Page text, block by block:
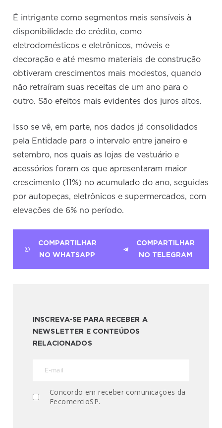
É intrigante como segmentos mais sensíveis à
disponibilidade do crédito, como
eletrodomésticos e eletrônicos, móveis e
decoração e até mesmo materiais de construção
obtiveram crescimentos mais modestos, quando
não retraíram suas receitas de um ano para o
outro. São efeitos mais evidentes dos juros altos.
Isso se vê, em parte, nos dados já consolidados
pela Entidade para o intervalo entre janeiro e
setembro, nos quais as lojas de vestuário e
acessórios foram os que apresentaram maior
crescimento (11%) no acumulado do ano, seguidas
por autopeças, eletrônicos e supermercados, com
elevações de 6% no período.
COMPARTILHAR
NO WHATSAPP
COMPARTILHAR
NO TELEGRAM
INSCREVA-SE PARA RECEBER A
NEWSLETTER E CONTEÚDOS
RELACIONADOS
Concordo em receber comunicações da
FecomercioSP.